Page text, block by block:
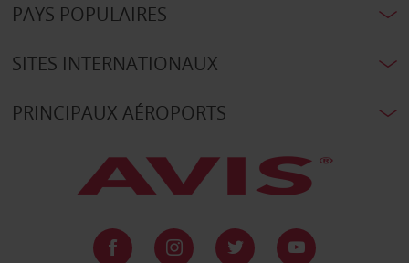
PAYS POPULAIRES
SITES INTERNATIONAUX
PRINCIPAUX AÉROPORTS